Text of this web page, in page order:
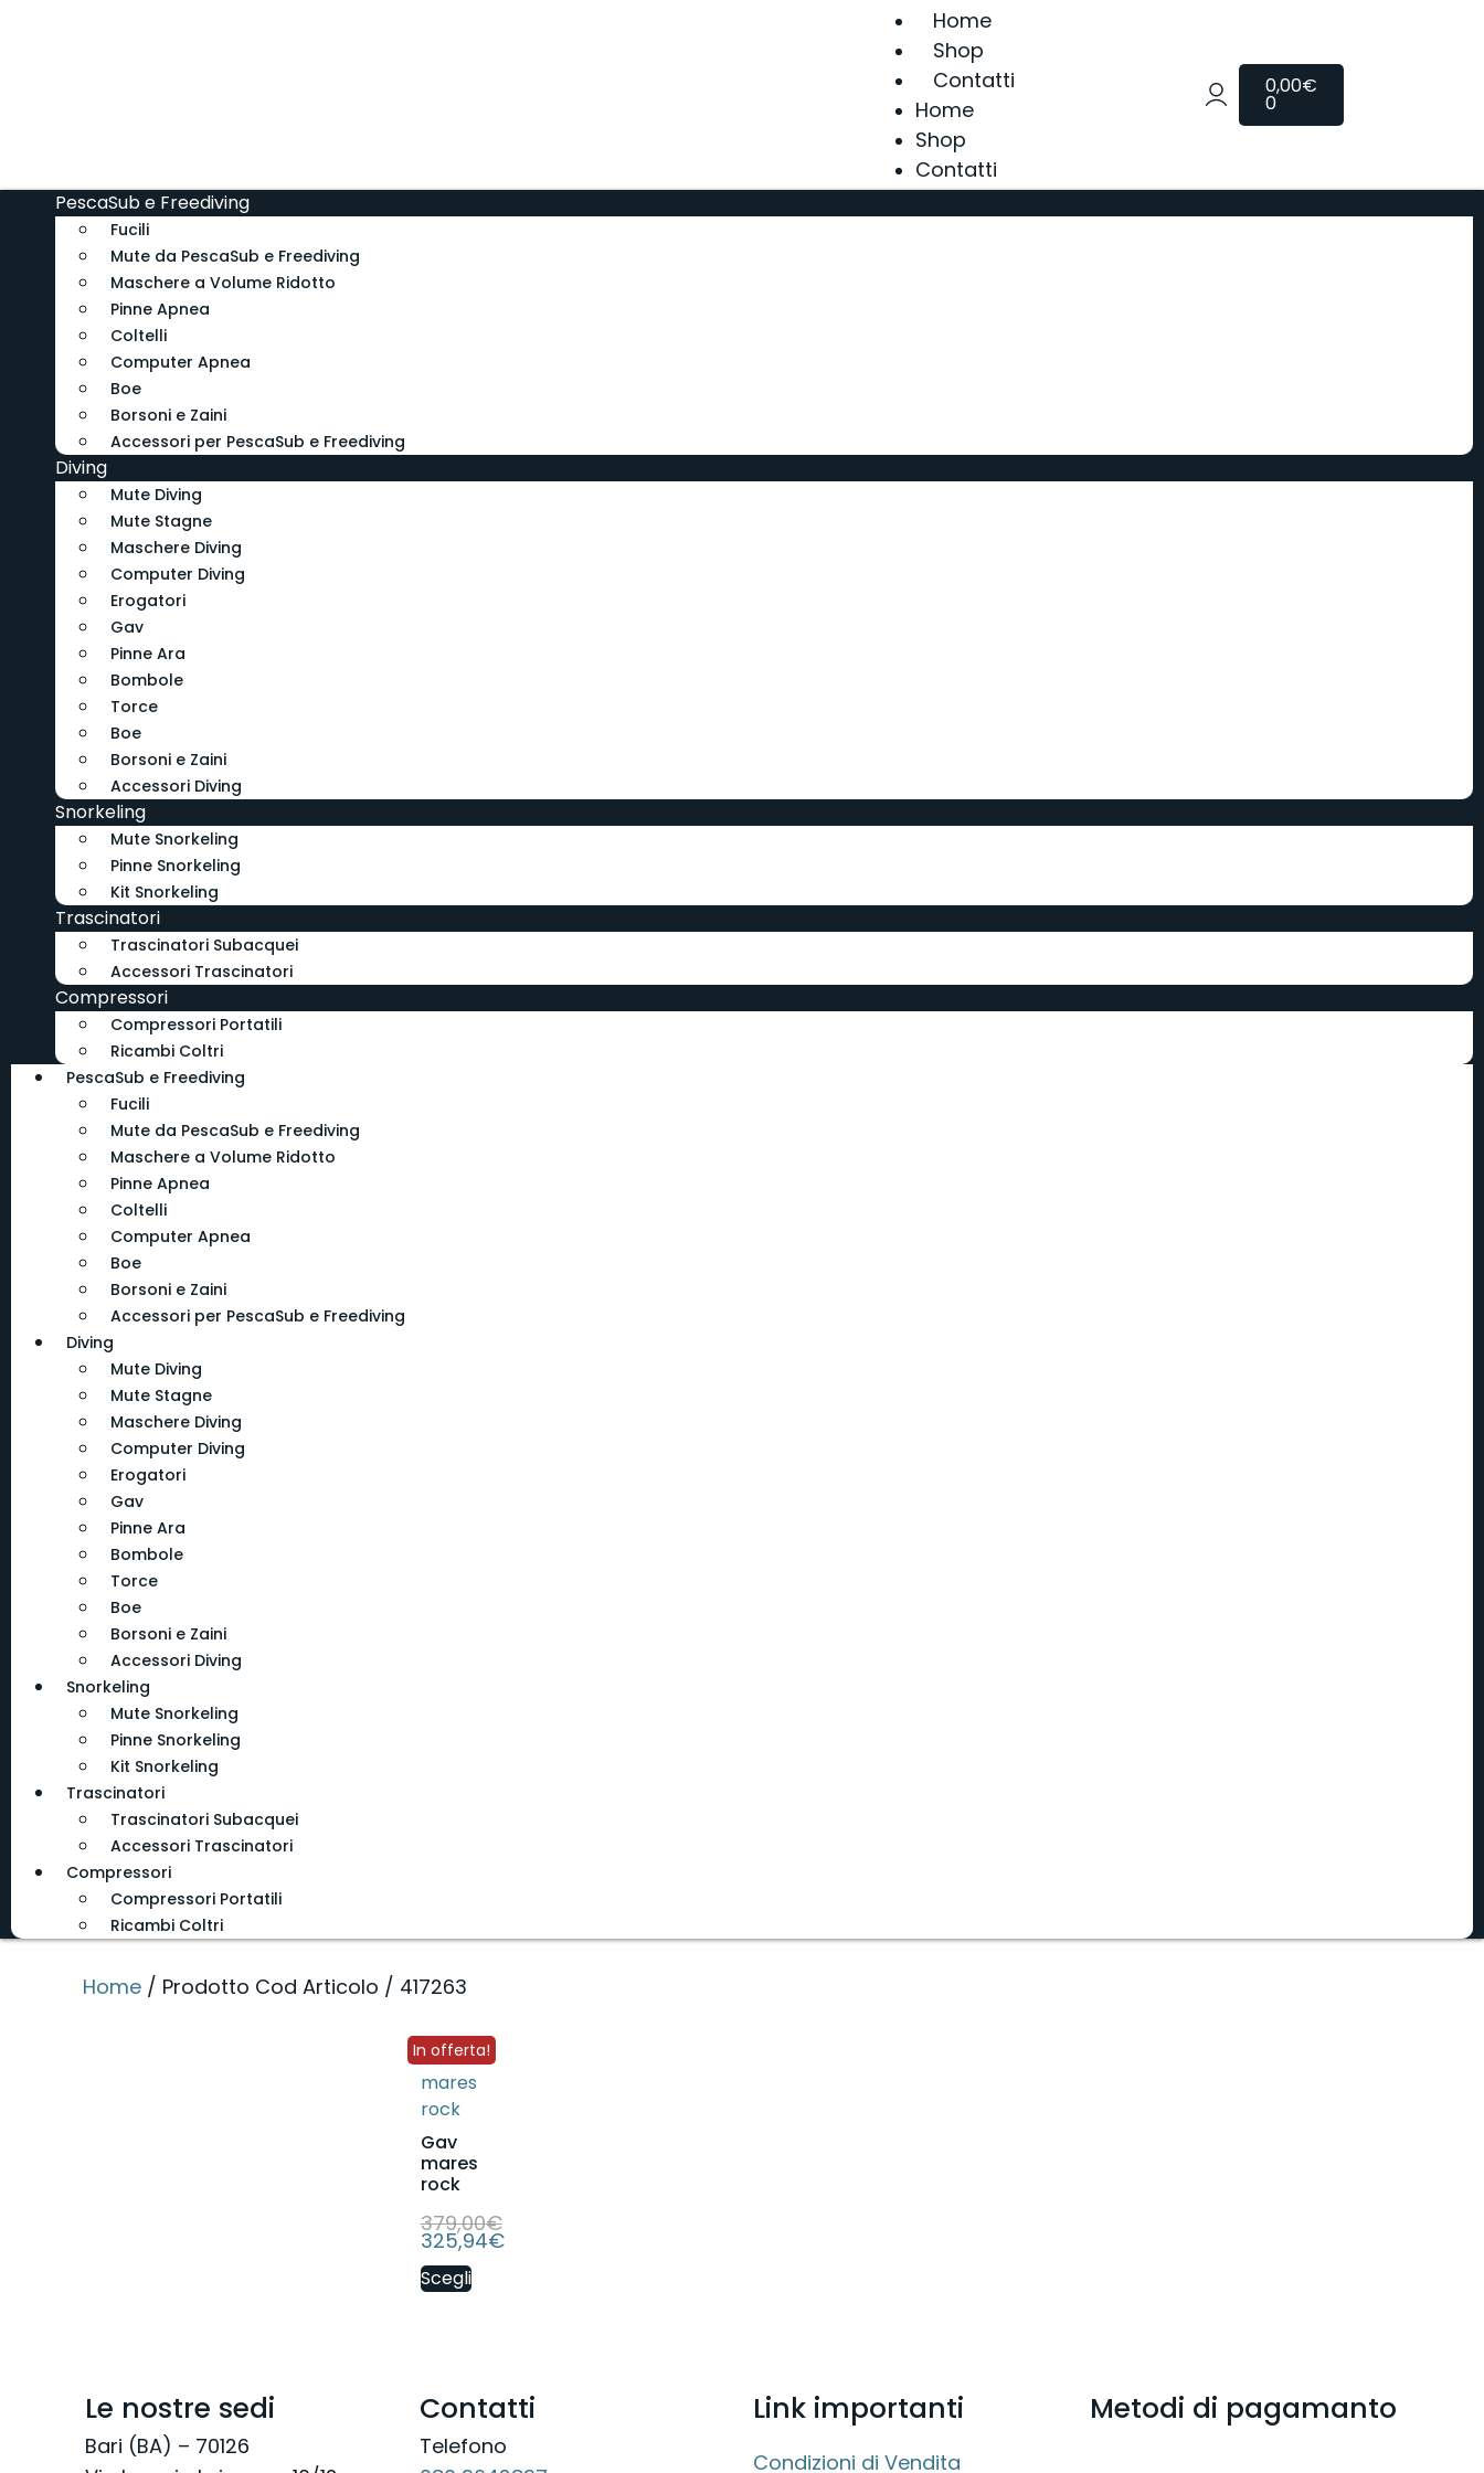
Home
Shop
Contatti
Home
Shop
Contatti
0,00€
0
PescaSub e Freediving
Fucili
Mute da PescaSub e Freediving
Maschere a Volume Ridotto
Pinne Apnea
Coltelli
Computer Apnea
Boe
Borsoni e Zaini
Accessori per PescaSub e Freediving
Diving
Mute Diving
Mute Stagne
Maschere Diving
Computer Diving
Erogatori
Gav
Pinne Ara
Bombole
Torce
Boe
Borsoni e Zaini
Accessori Diving
Snorkeling
Mute Snorkeling
Pinne Snorkeling
Kit Snorkeling
Trascinatori
Trascinatori Subacquei
Accessori Trascinatori
Compressori
Compressori Portatili
Ricambi Coltri
PescaSub e Freediving
Fucili
Mute da PescaSub e Freediving
Maschere a Volume Ridotto
Pinne Apnea
Coltelli
Computer Apnea
Boe
Borsoni e Zaini
Accessori per PescaSub e Freediving
Diving
Mute Diving
Mute Stagne
Maschere Diving
Computer Diving
Erogatori
Gav
Pinne Ara
Bombole
Torce
Boe
Borsoni e Zaini
Accessori Diving
Snorkeling
Mute Snorkeling
Pinne Snorkeling
Kit Snorkeling
Trascinatori
Trascinatori Subacquei
Accessori Trascinatori
Compressori
Compressori Portatili
Ricambi Coltri
Home/ Prodotto Cod Articolo / 417263
In offerta!
Gav
mares
rock
379,00€
325,94€
Scegli
Le nostre sedi
Bari (BA) – 70126
Contatti
Telefono
Link importanti
Condizioni di Vendita
Metodi di pagamanto